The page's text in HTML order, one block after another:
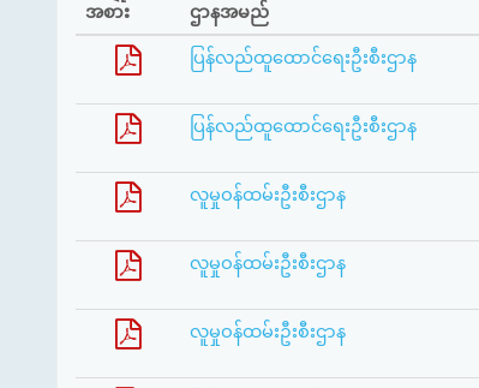
အစား
ဌာနအမည်
ပြန်လည်ထူထောင်ရေးဦးစီးဌာန
ပြန်လည်ထူထောင်ရေးဦးစီးဌာန
လူမှုဝန်ထမ်းဦးစီးဌာန
လူမှုဝန်ထမ်းဦးစီးဌာန
လူမှုဝန်ထမ်းဦးစီးဌာန